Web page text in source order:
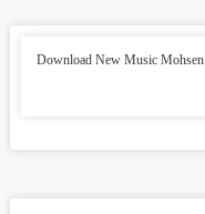
برچسب مطلب » Download New Music Mohsen